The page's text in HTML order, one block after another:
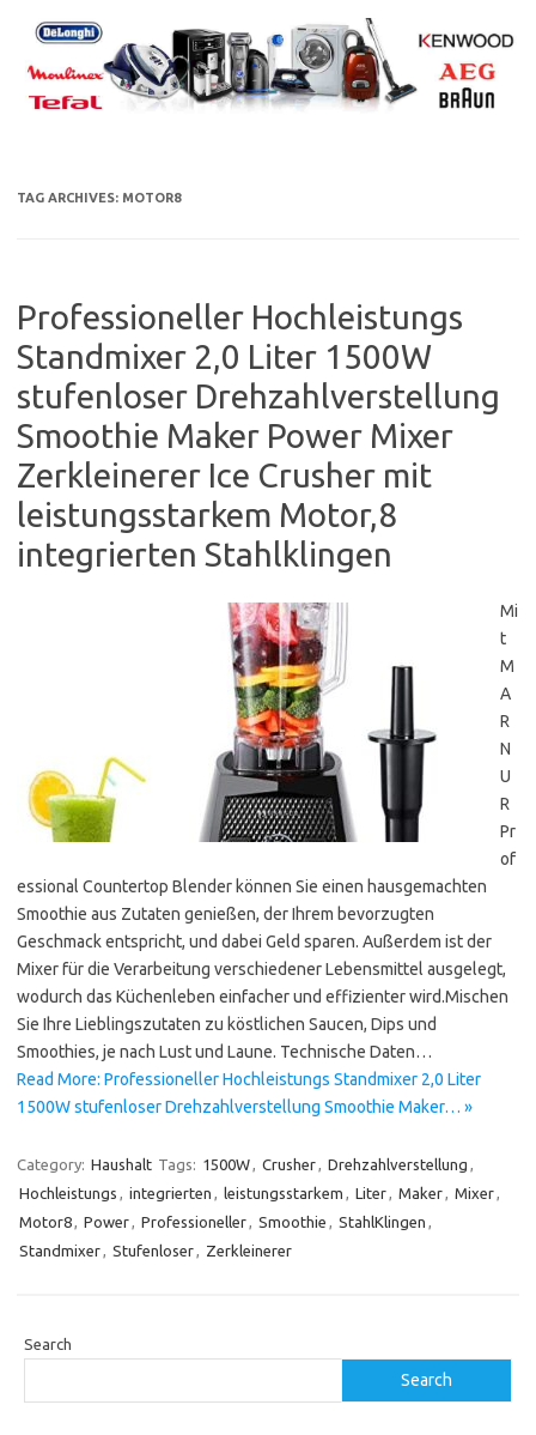
content
TAG ARCHIVES: MOTOR8
Professioneller Hochleistungs
Standmixer 2,0 Liter 1500W
stufenloser Drehzahlverstellung
Smoothie Maker Power Mixer
Zerkleinerer Ice Crusher mit
leistungsstarkem Motor,8
integrierten Stahlklingen
Mi
t
M
A
R
N
U
R
Pr
of
essional Countertop Blender können Sie einen hausgemachten
Smoothie aus Zutaten genießen, der Ihrem bevorzugten
Geschmack entspricht, und dabei Geld sparen. Außerdem ist der
Mixer für die Verarbeitung verschiedener Lebensmittel ausgelegt,
wodurch das Küchenleben einfacher und effizienter wird.Mischen
Sie Ihre Lieblingszutaten zu köstlichen Saucen, Dips und
Smoothies, je nach Lust und Laune. Technische Daten…
Read More: Professioneller Hochleistungs Standmixer 2,0 Liter
1500W stufenloser Drehzahlverstellung Smoothie Maker… »
Category: Haushalt Tags: 1500W, Crusher, Drehzahlverstellung ,
Hochleistungs , integrierten , leistungsstarkem , Liter, Maker, Mixer,
Motor8, Power, Professioneller, Smoothie , StahlKlingen ,
Standmixer, Stufenloser, Zerkleinerer
Search
Search